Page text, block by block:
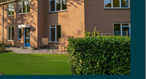
In de koopakte zal de
worden
is geattendeerd op het feit
verkochte niet zelf heeft
en dat hij derhalve koper niet
over eigenschappen van
het verkochte, waarvan hij op de